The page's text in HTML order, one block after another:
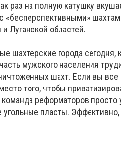
раз на полную катушку
«бесперспективными»
Луганской областей.
шахтерские города
мужского населения
шахт. Если вы
того, чтобы
реформаторов просто
пласты. Эффективно,